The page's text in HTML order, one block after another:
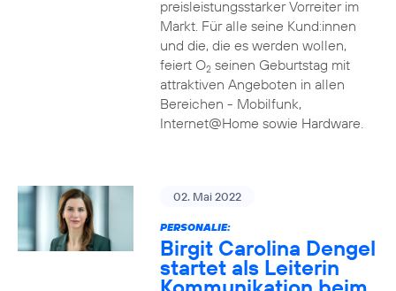
preisleistungsstarker Vorreiter im
Markt. Für alle seine Kund:innen
und die, die es werden wollen,
feiert O2seinen Geburtstag mit
attraktiven Angeboten in allen
Bereichen - Mobilfunk,
Internet@Home sowie Hardware.
02. Mai 2022
PERSONALIE:
Birgit Carolina Dengel
startet als Leiterin